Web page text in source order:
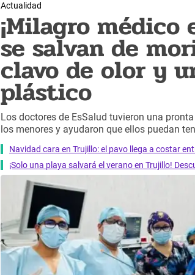
Actualidad
¡Milagro médico
se salvan de
clavo de olor y
plástico
Los doctores de EsSalud tuvieron una
los menores y ayudaron que ellos puedan
Navidad cara en Trujillo: el pavo llega a costar
¡Solo una playa salvará el verano en Trujillo!